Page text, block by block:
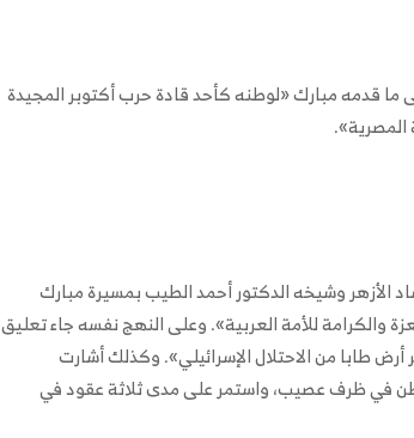
ما قدمه مبارك «لوطنه كأحد قادة حرب أكتوبر المجيدة
المصرية».
الأزهر وشيخه الدكتور أحمد الطيب بمسيرة مبارك
والكرامة للأمة العربية». وعلى النهج نفسه جاء تعليق
طابا من الاحتلال الإسرائيلي». وكذلك أشارت
في ظرف عصيب، واستمر على مدى ثلاثة عقود في